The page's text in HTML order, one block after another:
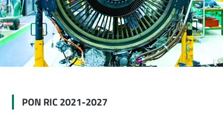
PON RIC 2021-2027